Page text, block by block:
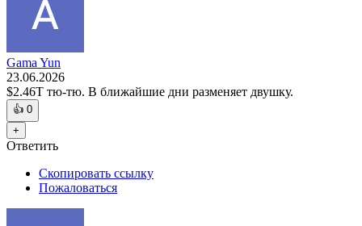
Gama Yun
23.06.2026
$2.46Т тю-тю. В ближайшие дни разменяет двушку.
👍 0
+
Ответить
Скопировать ссылку
Пожаловаться